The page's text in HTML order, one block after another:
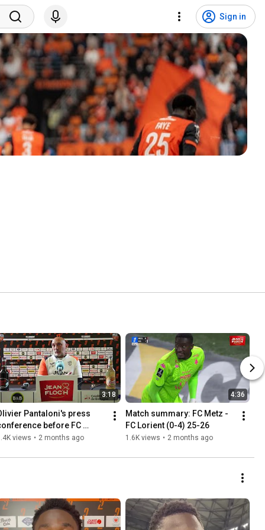
Sign in
3:18
Pantaloni's press
before FC
- Havre AC
views • 2 months ago
4:36
Match summary: FC Metz -
FC Lorient (0-4) 25-26
1.6K views • 2 months ago